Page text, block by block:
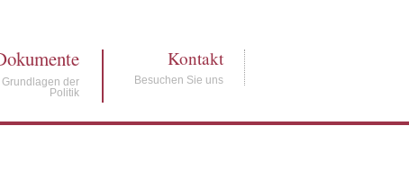
Grundlagen der
Politik
Kontakt
Besuchen Sie uns